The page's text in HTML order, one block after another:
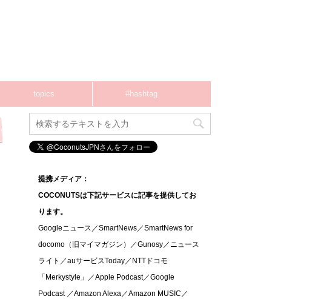
topics #hashtag
提携メディア：
COCONUTSは下記サービスに記事を提供してお
ります。
Googleニュース／SmartNews／SmartNews for
docomo（旧マイマガジン）／Gunosy／ニュース
ライト／auサービスToday／NTTドコモ
「Merkystyle」／Apple Podcast／Google
Podcast ／Amazon Alexa／Amazon MUSIC／